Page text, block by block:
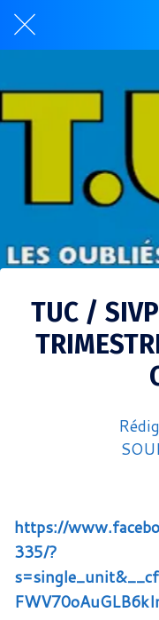
TUC /
https://
335/?